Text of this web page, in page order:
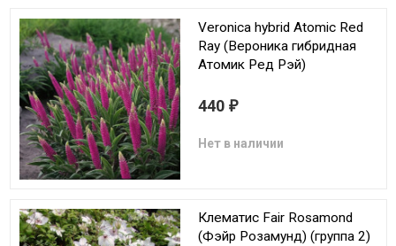
Veronica hybrid Atomic Red
Ray (Вероника гибридная
Атомик Ред Рэй)
440 ₽
Нет в наличии
Клематис Fair Rosamond
(Фэйр Розамунд) (группа 2)